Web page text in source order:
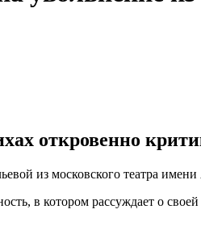
откровенно
из московского театра
в котором рассуждает о